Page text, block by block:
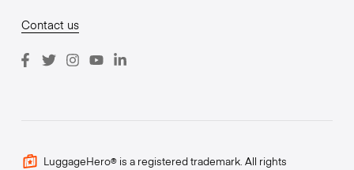
Contact us
LuggageHero® is a registered trademark. All rights